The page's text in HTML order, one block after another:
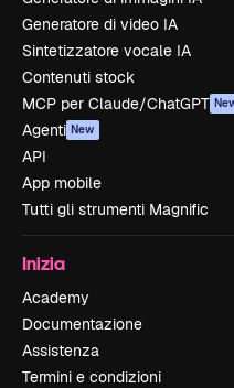
Generatore di video IA
Sintetizzatore vocale IA
Contenuti stock
MCP per Claude/ChatGPT
Agenti New
API
App mobile
Tutti gli strumenti Magnific
Inizia
Academy
Documentazione
Assistenza
Termini e condizioni